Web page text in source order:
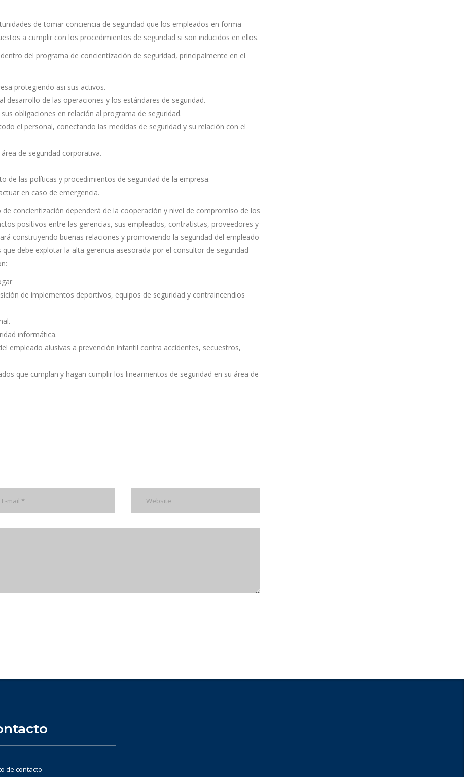
de tomar conciencia de seguridad que los empleados en forma
a cumplir con los procedimientos de seguridad si son inducidos en ellos.
del programa de concientización de seguridad, principalmente en el
protegiendo asi sus activos.
desarrollo de las operaciones y los estándares de seguridad.
obligaciones en relación al programa de seguridad.
el personal, conectando las medidas de seguridad y su relación con el
de seguridad corporativa.
de las políticas y procedimientos de seguridad de la empresa.
en caso de emergencia.
de concientización dependerá de la cooperación y nivel de compromiso de los
positivos entre las gerencias, sus empleados, contratistas, proveedores y
construyendo buenas relaciones y promoviendo la seguridad del empleado
debe explotar la alta gerencia asesorada por el consultor de seguridad
de implementos deportivos, equipos de seguridad y contraincendios
informática.
empleado alusivas a prevención infantil contra accidentes, secuestros,
que cumplan y hagan cumplir los lineamientos de seguridad en su área de
de contacto